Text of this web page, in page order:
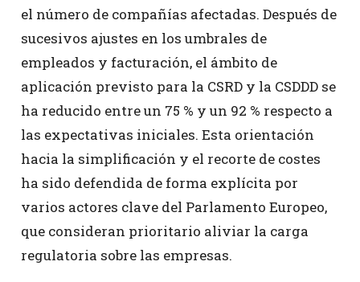
el número de compañías afectadas. Después de
sucesivos ajustes en los umbrales de
empleados y facturación, el ámbito de
aplicación previsto para la CSRD y la CSDDD se
ha reducido entre un 75 % y un 92 % respecto a
las expectativas iniciales. Esta orientación
hacia la simplificación y el recorte de costes
ha sido defendida de forma explícita por
varios actores clave del Parlamento Europeo,
que consideran prioritario aliviar la carga
regulatoria sobre las empresas.